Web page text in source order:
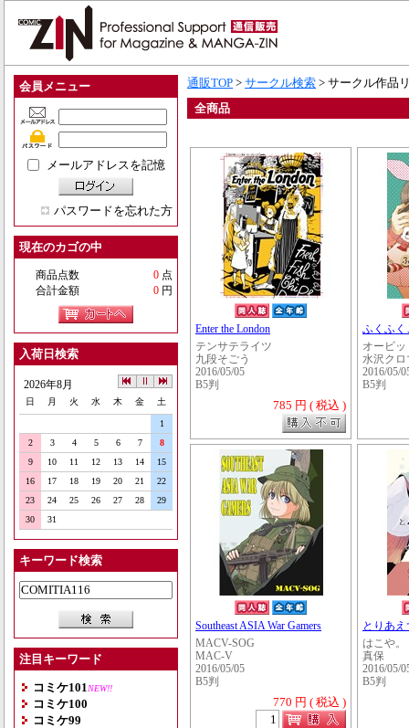
会員メニュー
メールアドレスを記憶
パスワードを忘れた方
現在のカゴの中
商品点数 0 点
合計金額
0 円
入荷日検索
2026年8月
日 月 火 水 木 金 土
1
2
3 4 5 6 7
8
9
10 11 12 13 14
15
16
17 18 19 20 21
22
23
24 25 26 27 28
29
30
31
キーワード検索
注目キーワード
コミケ101 NEW!!
コミケ100
コミケ99
通販TOP > サークル検索 > サークル作品
全商品
Enter the London
テンサテライツ
九段そごう
2016/05/05
B5判
785 円 ( 税込 )
ふくふく
オービッ
水沢クロ
2016/05/
B5判
Southeast ASIA War Gamers
MACV-SOG
MAC-V
2016/05/05
B5判
770 円 ( 税込 )
とりあ
はこや。
真保
2016/05/
B5判